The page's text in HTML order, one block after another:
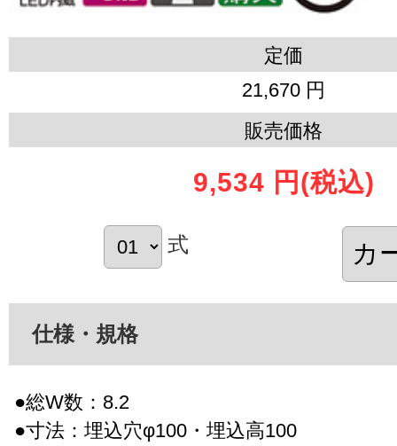
定価
21,670 円
販売価格
9,534 円 (税込)
式
仕様・規格
●総W数：8.2
●寸法：埋込穴φ100・埋込高100